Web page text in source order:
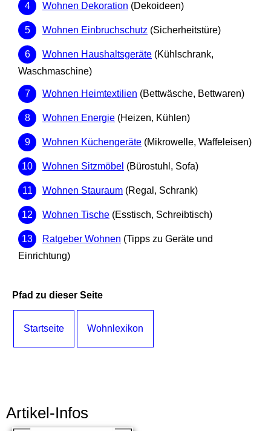
Wohnen Dekoration (Dekoideen)
Wohnen Einbruchschutz (Sicherheitstüre)
Wohnen Haushaltsgeräte (Kühlschrank,
Waschmaschine)
Wohnen Heimtextilien (Bettwäsche, Bettwaren)
Wohnen Energie (Heizen, Kühlen)
Wohnen Küchengeräte (Mikrowelle, Waffeleisen)
Wohnen Sitzmöbel (Bürostuhl, Sofa)
Wohnen Stauraum (Regal, Schrank)
Wohnen Tische (Esstisch, Schreibtisch)
Ratgeber Wohnen (Tipps zu Geräte und
Einrichtung)
Pfad zu dieser Seite
Startseite Wohnlexikon
Artikel-Infos